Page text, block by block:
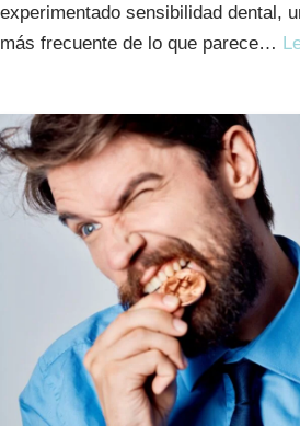
experimentado sensibilidad dental,
más frecuente de lo que parece…